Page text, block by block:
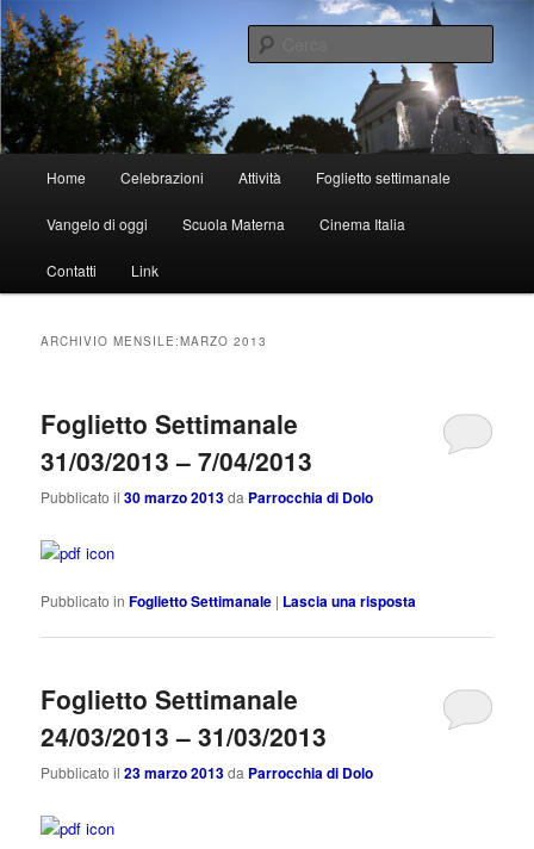
Vai
al
contenuto
principale
Vai
al
contenuto
secondarioParrocchia di Dolo
principale
Home Celebrazioni Attività Foglietto settimanale
Vangelo di oggi Scuola Materna Cinema Italia
Contatti Link
ARCHIVIO MENSILE:MARZO 2013
Foglietto Settimanale
31/03/2013 – 7/04/2013
Pubblicato il30 marzo 2013da Parrocchia di Dolo
Pubblicato in Foglietto Settimanale | Lascia una risposta
Foglietto Settimanale
24/03/2013 – 31/03/2013
Pubblicato il23 marzo 2013da Parrocchia di Dolo